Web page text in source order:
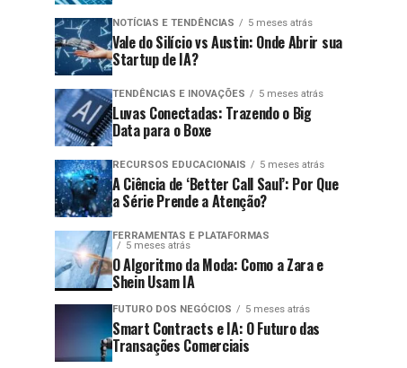
NOTÍCIAS E TENDÊNCIAS 5 meses atrás
Vale do Silício vs Austin: Onde Abrir sua
Startup de IA?
TENDÊNCIAS E INOVAÇÕES 5 meses atrás
Luvas Conectadas: Trazendo o Big
Data para o Boxe
RECURSOS EDUCACIONAIS 5 meses atrás
A Ciência de ‘Better Call Saul’: Por Que
a Série Prende a Atenção?
FERRAMENTAS E PLATAFORMAS
5 meses atrás
O Algoritmo da Moda: Como a Zara e
Shein Usam IA
FUTURO DOS NEGÓCIOS 5 meses atrás
Smart Contracts e IA: O Futuro das
Transações Comerciais